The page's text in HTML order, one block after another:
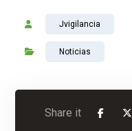
Jvigilancia
Noticias